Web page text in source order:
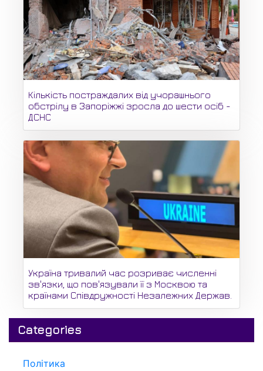
Кількість постраждалих від учорашнього
обстрілу в Запоріжжі зросла до шести осіб -
ДСНС
Україна тривалий час розриває численні
зв'язки, що пов'язували її з Москвою та
країнами Співдружності Незалежних Держав.
Categories
Політика